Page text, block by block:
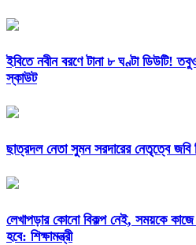
ইবিতে নবীন বরণে টানা ৮ ঘণ্টা ডিউটি!
স্কাউট
ছাত্রদল নেতা সুমন সরদারের নেতৃত্বে জবি
লেখাপড়ার কোনো বিকল্প নেই, সময়কে
হবে: শিক্ষামন্ত্রী